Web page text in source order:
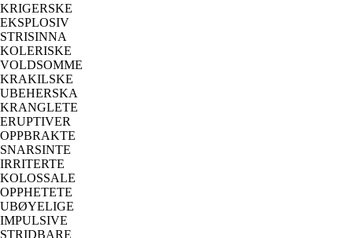
KRIGERSKE
EKSPLOSIV
STRISINNA
KOLERISKE
VOLDSOMME
KRAKILSKE
UBEHERSKA
KRANGLETE
ERUPTIVER
OPPBRAKTE
SNARSINTE
IRRITERTE
KOLOSSALE
OPPHETETE
UBØYELIGE
IMPULSIVE
STRIDBARE